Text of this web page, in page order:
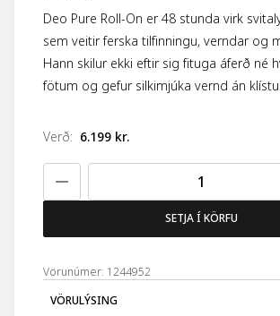
Deo Pure Roll-On er 48 stunda virk
sem veitir ferska tilfinningu, verndar og
Hann skilur ekki eftir sig fituga áferð né
fötum og gefur silkimjúka vernd án
Verð: 6.199 kr.
SETJA Í KÖRFU
Vörunúmer: 1244952
VÖRULÝSING